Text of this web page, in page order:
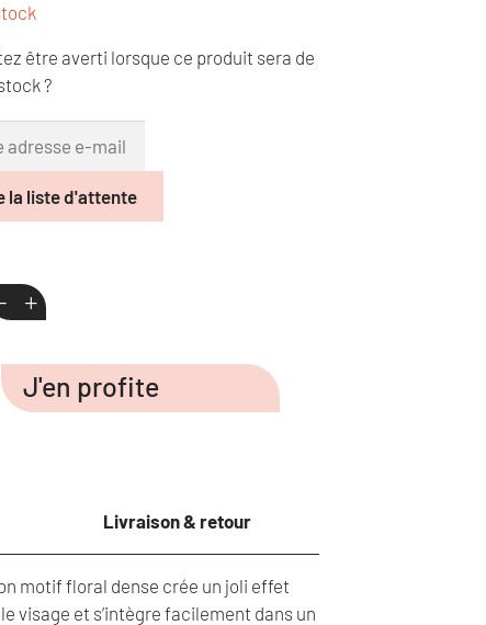
être averti lorsque ce produit sera de
?
la liste d'attente
+
J'en profite
Livraison & retour
motif floral dense crée un joli effet
visage et s’intègre facilement dans un